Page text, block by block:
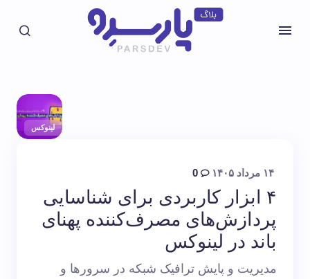
لینوکس
۱۴ مرداد ۱۴۰۵ 0
۴ ابزار کاربردی برای شناسایی
پردازش‌های مصرف‌کننده پهنای
باند در لینوکس
مدیریت و پایش ترافیک شبکه در سرورها و